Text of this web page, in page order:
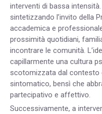
interventi di bassa
sintetizzando l’invito della
accademica e
prossimità quotidiani,
incontrare le comunità.
capillarmente una cultura
scotomizzata dal contesto
sintomatico, bensì che
partecipativo e affettivo.
Successivamente, a